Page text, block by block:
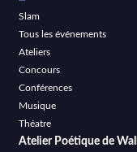
Slam
Tous les événements
Ateliers
Concours
Conférences
Musique
Théatre
Atelier Poétique de